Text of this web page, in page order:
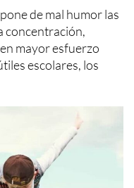
de mal humor las
concentración,
mayor esfuerzo
escolares, los